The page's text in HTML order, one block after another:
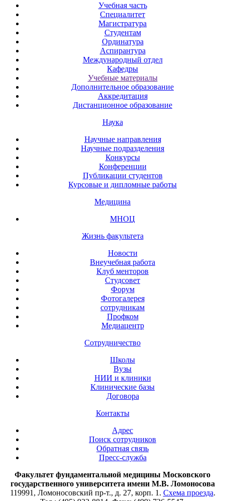
Учебная часть
Специалитет
Магистратура
Студентам
Ординатура
Аспирантура
Международный отдел
Кафедры
Учебные материалы
Дополнительное образование
Аккредитация
Дистанционное образование
Наука
Научные направления
Научные подразделения
Конкурсы
Конференции
Публикации студентов
Курсовые и дипломные работы
Медицина
МНОЦ
Жизнь факультета
Новости
Внеучебная работа
Клуб менторов
Студсовет
Форум
Фотогалерея
сотрудникам
Профком
Медиацентр
Сотрудничество
Школы
Вузы
НИИ и клиники
Клинические базы
Договора
Контакты
Адрес
Поиск сотрудников
Обратная связь
Пресс-служба
Факультет фундаментальной медицины Московского
государственного университета имени М.В. Ломоносова
119991, Ломоносовский пр-т., д. 27, корп. 1. Схема проезда.